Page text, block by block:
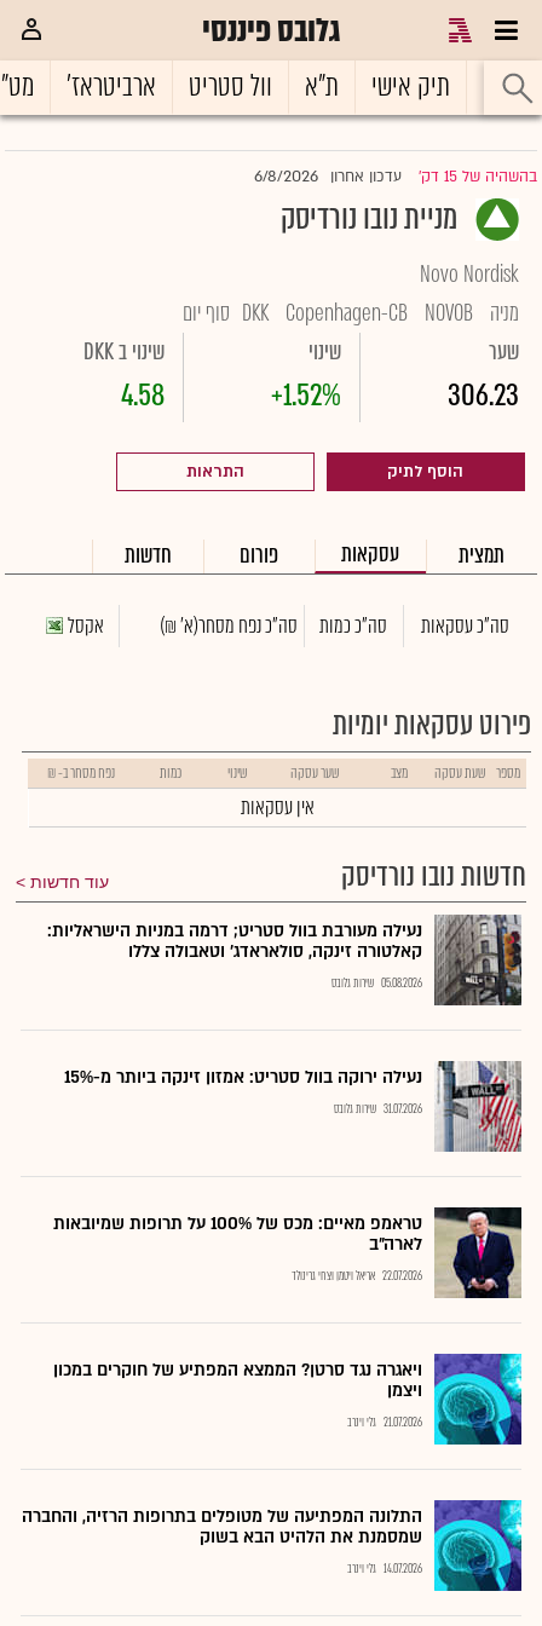
גלובס פיננסי
ראשי תיק אישי ת"א וול סטריט ארביטראז'
בהשהיה של 15 דק' |עדכון אחרון 6/8/2026
מניית נובו נורדיסק
Novo Nordisk
מניה NOVOB
Copenhagen-CB
DKK סוף יום
שער
306.23
שינוי
+1.52%
שינוי ב DKK
4.58
הוסף לתיק התראות
תמצית עסקאות פורום חדשות
סה"כ עסקאות סה"כ כמות סה"כ נפח מסחר(א' ₪) אקסל
פירוט עסקאות יומיות
מספר שעת עסקה מצב שער עסקה שינוי כמות נפח מסחר ב- ₪
אין עסקאות
חדשות נובו נורדיסק עוד חדשות
נעילה מעורבת בוול סטריט; דרמה במניות הישראליות:
קאלטורה זינקה, סולאראדג' וטאבולה צללו
05.08.2026 שירות גלובס
נעילה ירוקה בוול סטריט: אמזון זינקה ביותר מ-15%
31.07.2026 שירות גלובס
טראמפ מאיים: מכס של 100% על תרופות שמיובאות
לארה"ב
22.07.2026 אריאל ויטמן וצחי גרינולד
ויאגרה נגד סרטן? הממצא המפתיע של חוקרים במכון
ויצמן
21.07.2026 גלי וינרב
התלונה המפתיעה של מטופלים בתרופות הרזיה, והחברה
שמסמנת את הלהיט הבא בשוק
14.07.2026 גלי וינרב